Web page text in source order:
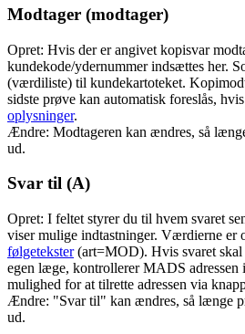
Modtager (modtager)
Opret: Hvis der er angivet kopisvar
kundekode/ydernummer indsættes her.
(værdiliste) til kundekartoteket.
sidste prøve kan automatisk foreslås,
oplysninger.
Ændre: Modtageren kan ændres, så
ud.
Svar til (A)
Opret: I feltet styrer du til hvem svaret
viser mulige indtastninger. Værdierne er
følgetekster(art=MOD). Hvis svaret skal
egen læge, kontrollerer MADS adressen
mulighed for at tilrette adressen via
Ændre: "Svar til" kan ændres, så længe
ud.